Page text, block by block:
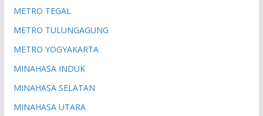
METRO TEGAL
METRO TULUNGAGUNG
METRO YOGYAKARTA
MINAHASA INDUK
MINAHASA SELATAN
MINAHASA UTARA